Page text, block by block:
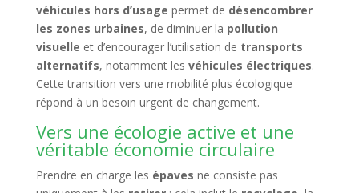
véhicules hors d’usage permet de désencombrer
les zones urbaines, de diminuer la pollution
visuelle et d’encourager l’utilisation de transports
alternatifs, notamment les véhicules électriques.
Cette transition vers une mobilité plus écologique
répond à un besoin urgent de changement.
Vers une écologie active et une
véritable économie circulaire
Prendre en charge les épaves ne consiste pas